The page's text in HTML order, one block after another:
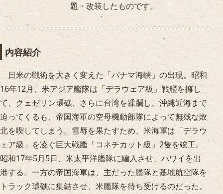
題・改装したものです。
内容紹介
日米の戦術を大きく変えた「パナマ海峡」の出現。昭和
16年12月、米アジア艦隊は「デラウェア級」戦艦を擁し
て、クェゼリン環礁、さらに台湾を蹂躙し、沖縄近海まで
迫ってくるも、帝国海軍の空母機動部隊によって無残な敗
北を喫してしまう。雪辱を果たすため、米海軍は「デラウ
ェア級」を凌ぐ巨大戦艦「コネチカット級」2隻を竣工。
昭和17年5月5日、米太平洋艦隊に編入させ、ハワイを出
港する。一方の帝国海軍は、主だった艦隊と基地航空隊を
トラック環礁に集結させ、米艦隊を待ち受けるのだった。